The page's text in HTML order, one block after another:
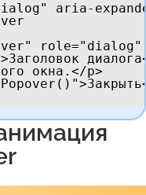
aria-
окна.</p>